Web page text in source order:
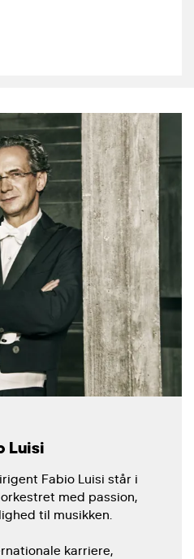
Luisi
Fabio Luisi står i
med passion,
til musikken.
karriere,